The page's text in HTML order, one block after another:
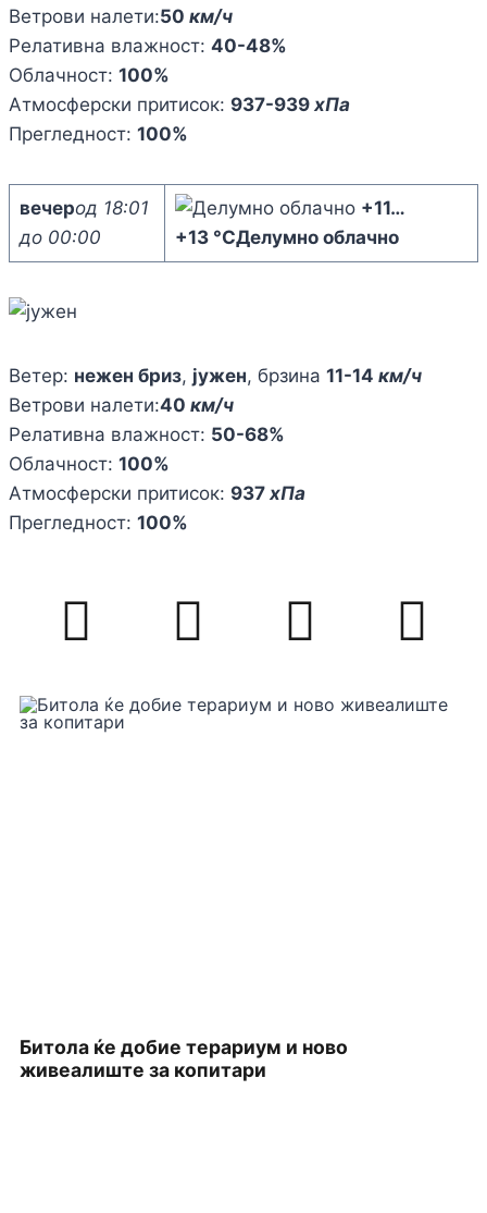
Ветрови налети:50 км/ч
Релативна влажност: 40-48%
Облачност: 100%
Атмосферски притисок: 937-939 хПа
Прегледност: 100%
вечерод 18:01
до 00:00
+11…
+13 °CДелумно облачно
Ветер: нежен бриз, јужен, брзина 11-14 км/ч
Ветрови налети:40 км/ч
Релативна влажност: 50-68%
Облачност: 100%
Атмосферски притисок: 937 хПа
Прегледност: 100%
Битола ќе добие терариум и ново
живеалиште за копитари